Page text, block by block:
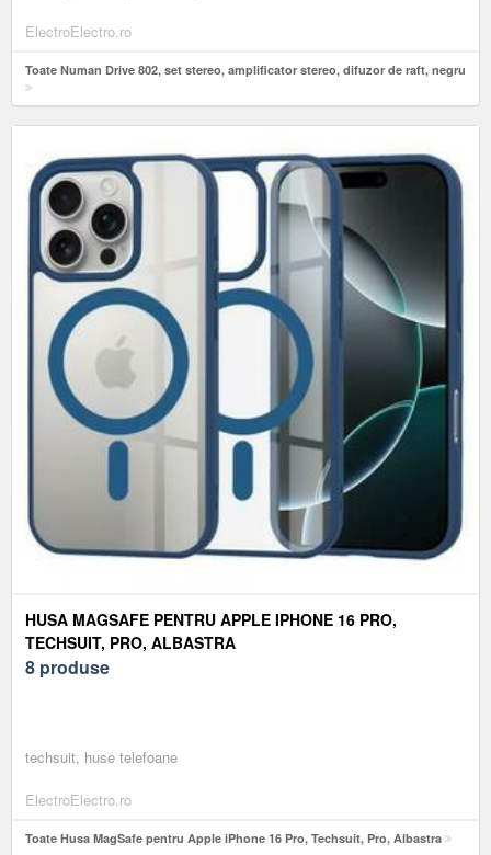
ElectroElectro.ro
Toate Numan Drive 802, set stereo, amplificator stereo, difuzor de raft, negru
HUSA MAGSAFE PENTRU APPLE IPHONE 16 PRO,
TECHSUIT, PRO, ALBASTRA
8 produse
techsuit, huse telefoane
ElectroElectro.ro
Toate Husa MagSafe pentru Apple iPhone 16 Pro, Techsuit, Pro, Albastra